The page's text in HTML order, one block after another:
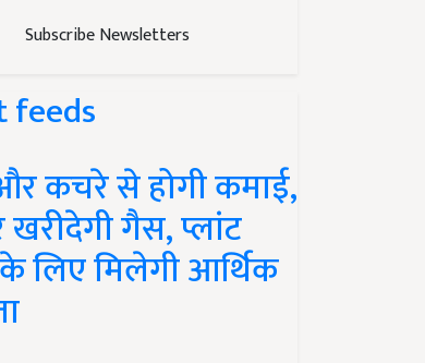
Subscribe Newsletters
feeds
कचरे से होगी कमाई,
गैस, प्लांट
लिए मिलेगी आर्थिक